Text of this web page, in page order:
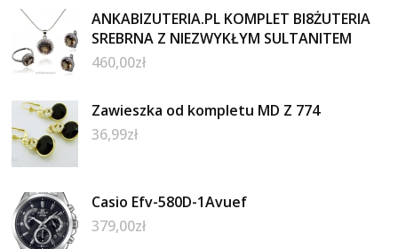
ANKABIZUTERIA.PL KOMPLET BI8ŻUTERIA
SREBRNA Z NIEZWYKŁYM SULTANITEM
460,00zł
Zawieszka od kompletu MD Z 774
36,99zł
Casio Efv-580D-1Avuef
379,00zł